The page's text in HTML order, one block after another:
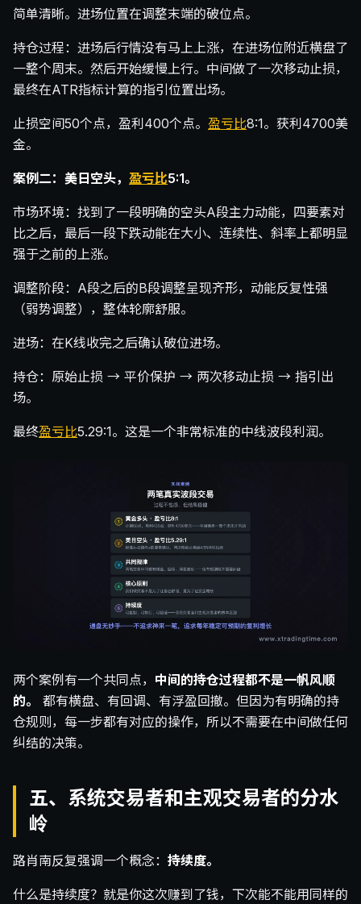
简单清晰。进场位置在调整末端的破位点。
持仓过程：进场后行情没有马上上涨，在进场位附近横盘了
一整个周末。然后开始缓慢上行。中间做了一次移动止损，
最终在ATR指标计算的指引位置出场。
止损空间50个点，盈利400个点。 盈亏比8:1。获利4700美
金。
案例二：美日空头， 盈亏比5:1。
市场环境：找到了一段明确的空头A段主力动能，四要素对
比之后，最后一段下跌动能在大小、连续性、斜率上都明显
强于之前的上涨。
调整阶段：A段之后的B段调整呈现齐形，动能反复性强
（弱势调整），整体轮廓舒服。
进场：在K线收完之后确认破位进场。
持仓：原始止损 → 平价保护 → 两次移动止损 → 指引出
场。
最终盈亏比5.29:1。这是一个非常标准的中线波段利润。
两个案例有一个共同点， 中间的持仓过程都不是一帆风顺
的。
都有横盘、有回调、有浮盈回撤。但因为有明确的持
仓规则，每一步都有对应的操作，所以不需要在中间做任何
纠结的决策。
五、系统交易者和主观交易者的分水
岭
路肖南反复强调一个概念： 持续度。
什么是持续度？就是你这次赚到了钱，下次能不能用同样的